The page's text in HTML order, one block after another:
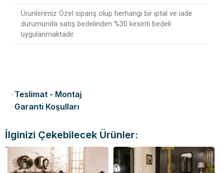
Ürünlerimiz Özel sipariş olup herhangi bir iptal ve iade
durumunda satış bedelinden %30 kesinti bedeli
uygulanmaktadır.
Teslimat - Montaj
Garanti Koşulları
İlginizi Çekebilecek Ürünler: